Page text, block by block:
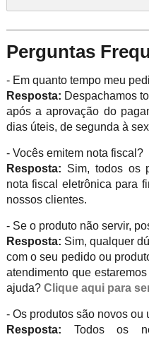
Perguntas
- Em quanto tempo meu
Resposta: Despachamos
após a aprovação do
dias úteis, de segunda à
- Vocês emitem nota fiscal?
Resposta: Sim, todos os
nota fiscal eletrônica para
nossos clientes.
- Se o produto não servir,
Resposta: Sim, qualquer
com o seu pedido ou
atendimento que
ajuda? Clique aqui para
- Os produtos são novos ou
Resposta: Todos os